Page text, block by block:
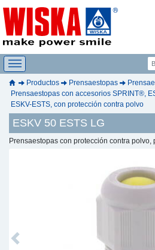
Productos Prensaestopas
Prensaestopas con accesorios SPRINT®,
ESKV-ESTS, con protección contra polvo
ESKV 50 ESTS LG
Prensaestopas con protección contra polvo,
Previous